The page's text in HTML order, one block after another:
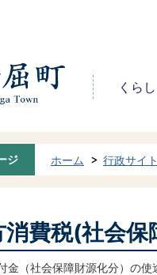
くら
ジ ホーム 行政サイト
消費税(社会
金（社会保障財源化分）の使